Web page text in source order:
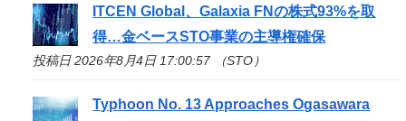
ITCEN Global、Galaxia FNの株式93%を取
得…金ベースSTO事業の主導権確保
投稿日 2026年8月4日 17:00:57 （STO）
Typhoon No. 13 Approaches Ogasawara